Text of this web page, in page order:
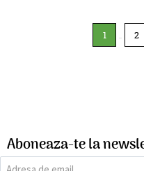
1 2
Aboneaza-te la